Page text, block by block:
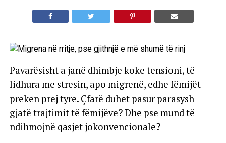
Pavarësisht a janë dhimbje koke tensioni, të
lidhura me stresin, apo migrenë, edhe fëmijët
preken prej tyre. Çfarë duhet pasur parasysh
gjatë trajtimit të fëmijëve? Dhe pse mund të
ndihmojnë qasjet jokonvencionale?